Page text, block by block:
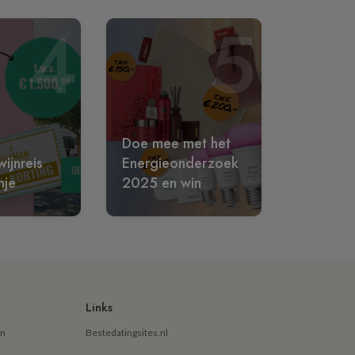
4 5
Doe mee met het
Energieonderzoek
2025 en win
Links
Bestedatingsites.nl